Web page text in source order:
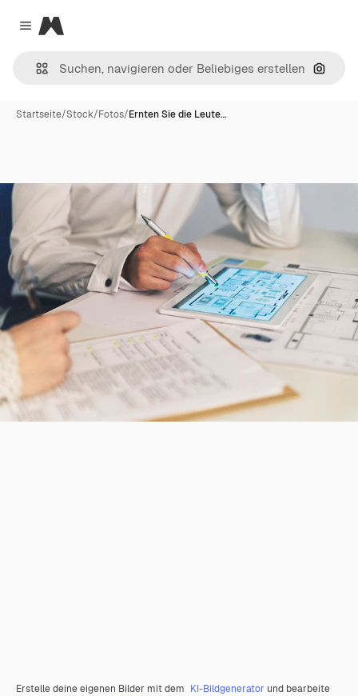
Close menu
Magnific
Nach
Startseite/Stock/Fotos/Ernten Sie die Leute…
Erstelle deine eigenen Bilder mit dem KI-Bildgenerator und bearbeite